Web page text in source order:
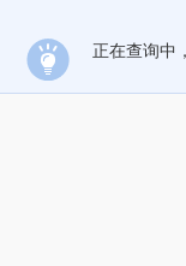
正在查询中